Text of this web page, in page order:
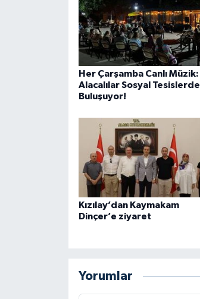
Her Çarşamba Canlı Müzik:
Alacalılar Sosyal Tesislerde
Buluşuyor!
Kızılay’dan Kaymakam
Dinçer’e ziyaret
Yorumlar